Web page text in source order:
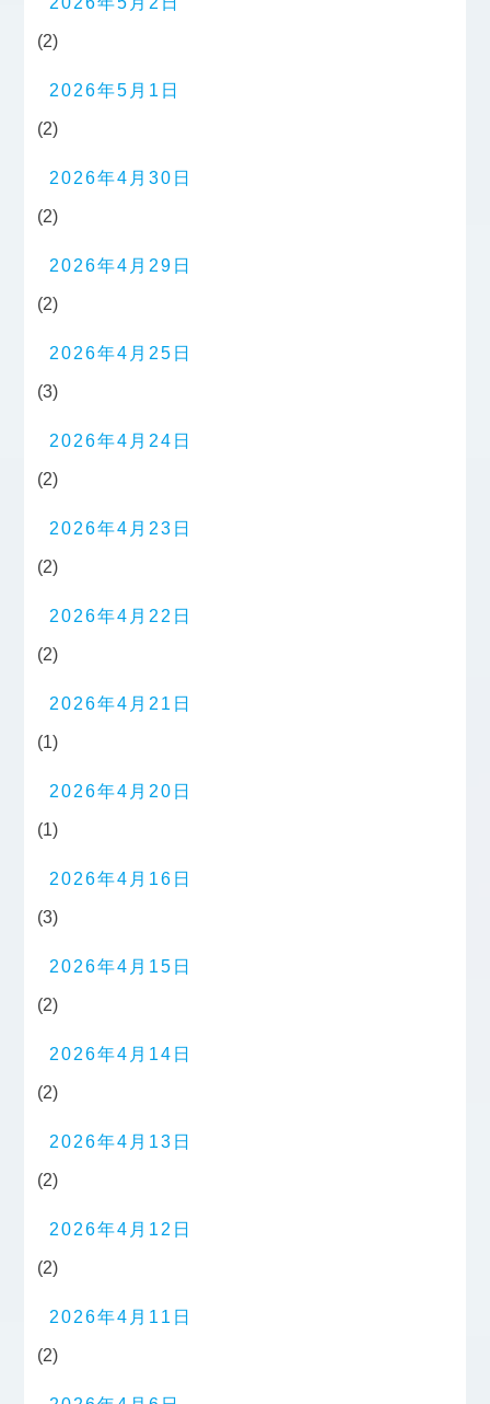
(2)
2026年5月1日
(2)
2026年4月30日
(2)
2026年4月29日
(2)
2026年4月25日
(3)
2026年4月24日
(2)
2026年4月23日
(2)
2026年4月22日
(2)
2026年4月21日
(1)
2026年4月20日
(1)
2026年4月16日
(3)
2026年4月15日
(2)
2026年4月14日
(2)
2026年4月13日
(2)
2026年4月12日
(2)
2026年4月11日
(2)